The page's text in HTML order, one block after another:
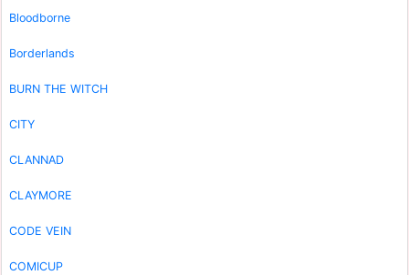
Bloodborne
Borderlands
BURN THE WITCH
CITY
CLANNAD
CLAYMORE
CODE VEIN
COMICUP